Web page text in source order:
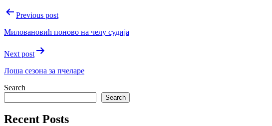
PostPrevious post
Миловановић поново на челу судија
Next post
Лоша сезона за пчеларе
Search
Search
Recent Posts